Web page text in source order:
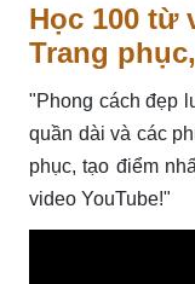
Học 100 từ
Trang
"Phong cách đẹp
quần dài và các
phục, tạo điểm
video YouTube!"